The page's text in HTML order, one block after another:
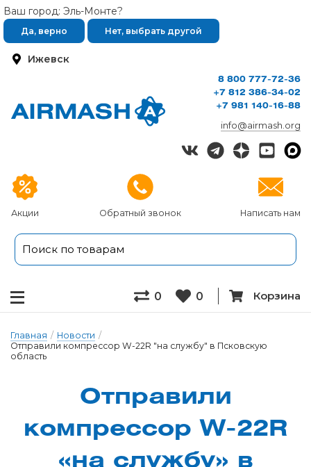
Ижевск
Ваш город: Эль-Монте?
Да, верно Нет, выбрать другой
Акции Обратный звонок Написать нам
8 800 777-72-36
+7 812 386-34-02
+7 981 140-16-88
info@airmash.org
0 0 Корзина
Главная / Новости /
Отправили компрессор W-22R "на службу" в Псковскую
область
Отправи­ли
ком­прес­сор W-22R
«на служ­бу» в